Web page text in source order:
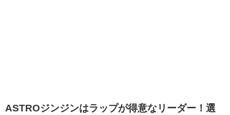
ASTROジンジンはラップが得意なリーダー！選